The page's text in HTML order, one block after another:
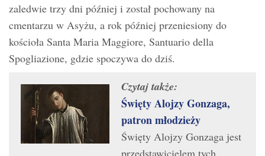
zaledwie trzy dni później i został pochowany na
cmentarzu w Asyżu, a rok później przeniesiony do
kościoła Santa Maria Maggiore, Santuario della
Spogliazione, gdzie spoczywa do dziś.
Czytaj także:
Święty Alojzy Gonzaga,
patron młodzieży
Święty Alojzy Gonzaga jest
przedstawicielem tych